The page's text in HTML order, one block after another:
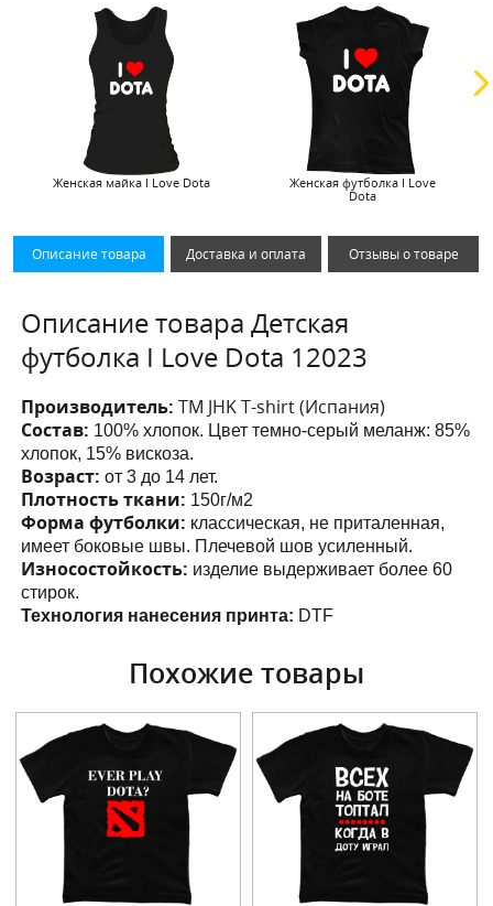
Женская майка I Love Dota
Женская футболка I Love
Dota
Описание товара Доставка и оплата Отзывы о товаре
Описание товара Детская
футболка I Love Dota 12023
Производитель:ТМ JHK T-shirt (Испания)
Состав: 100% хлопок. Цвет темно-серый меланж: 85%
хлопок, 15% вискоза.
Возраст: от 3 до 14 лет.
Плотность ткани: 150г/м2
Форма футболки: классическая, не приталенная,
имеет боковые швы. Плечевой шов усиленный.
Износостойкость: изделие выдерживает более 60
стирок.
Технология нанесения принта: DTF
Похожие товары